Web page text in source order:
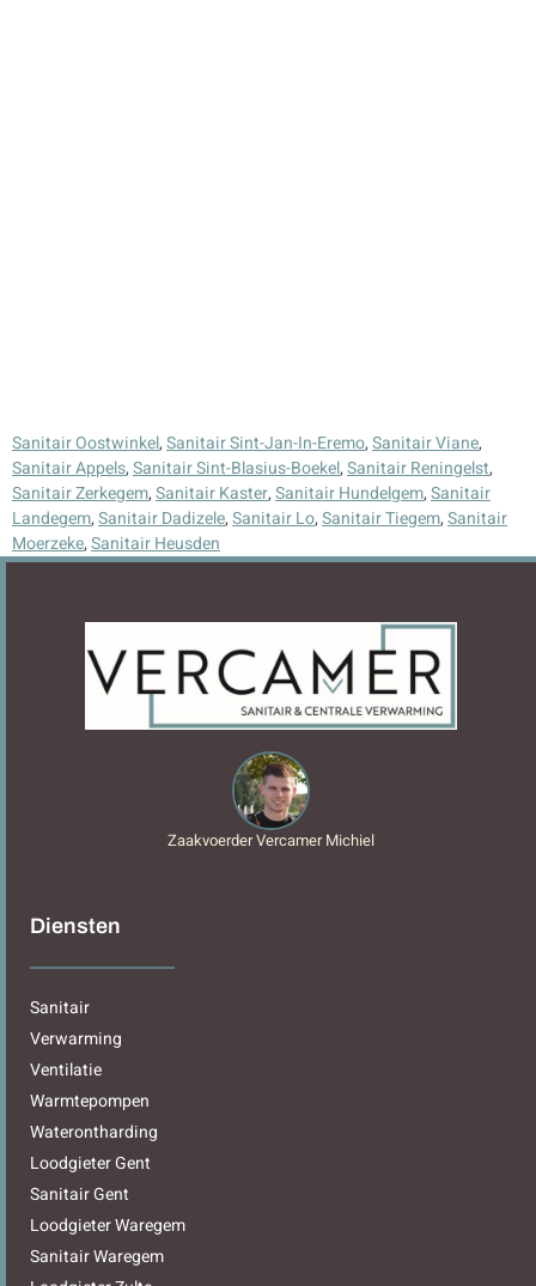
Sanitair Oostwinkel,Sanitair Sint-Jan-In-Eremo,Sanitair Viane,
Sanitair Appels,Sanitair Sint-Blasius-Boekel,Sanitair Reningelst,
Sanitair Zerkegem,Sanitair Kaster,Sanitair Hundelgem,Sanitair
Landegem,Sanitair Dadizele,Sanitair Lo,Sanitair Tiegem,Sanitair
Moerzeke,Sanitair Heusden
Zaakvoerder Vercamer Michiel
Diensten
Sanitair
Verwarming
Ventilatie
Warmtepompen
Waterontharding
Loodgieter Gent
Sanitair Gent
Loodgieter Waregem
Sanitair Waregem